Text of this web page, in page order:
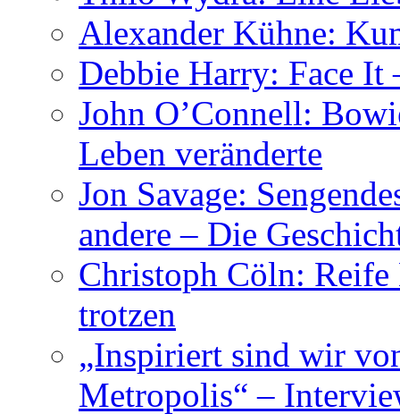
Alexander Kühne:
Debbie Harry: Face
John O’Connell:
Leben veränderte
Jon Savage:
andere – Die
Christoph Cöln:
trotzen
„Inspiriert sind wir
Metropolis“ –